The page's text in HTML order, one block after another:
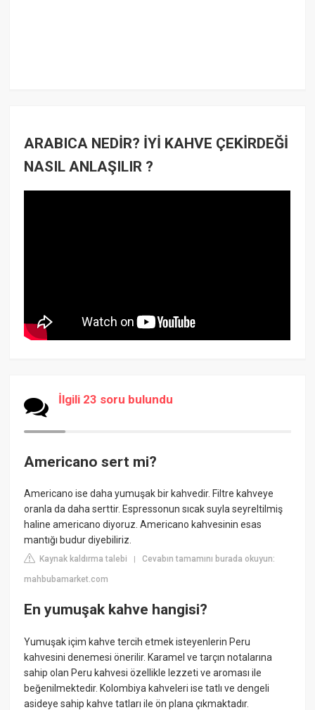
ARABICA NEDİR? İYİ KAHVE ÇEKİRDEĞİ
NASIL ANLAŞILIR ?
İlgili 23 soru bulundu
Americano sert mi?
Americano ise daha yumuşak bir kahvedir. Filtre kahveye
oranla da daha serttir. Espressonun sıcak suyla seyreltilmiş
haline americano diyoruz. Americano kahvesinin esas
mantığı budur diyebiliriz.
Kaynak kaldırma talebi |Cevabın tamamını burada okuyun:
mahbubamarket.com
En yumuşak kahve hangisi?
Yumuşak içim kahve tercih etmek isteyenlerin Peru
kahvesini denemesi önerilir. Karamel ve tarçın notalarına
sahip olan Peru kahvesi özellikle lezzeti ve aroması ile
beğenilmektedir. Kolombiya kahveleri ise tatlı ve dengeli
asideye sahip kahve tatları ile ön plana çıkmaktadır.